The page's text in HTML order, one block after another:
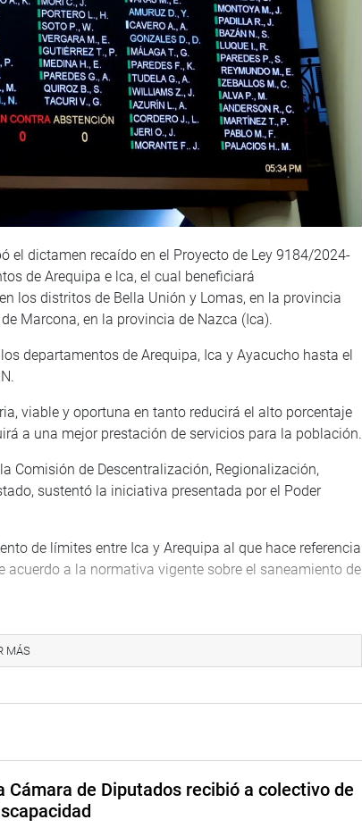
el dictamen recaído en el Proyecto de Ley 9184/2024-
de Arequipa e lca, el cual beneficiará
los distritos de Bella Unión y Lomas, en la provincia
Marcona, en la provincia de Nazca (Ica).
departamentos de Arequipa, Ica y Ayacucho hasta el
viable y oportuna en tanto reducirá el alto porcentaje
a una mejor prestación de servicios para la población.
Comisión de Descentralización, Regionalización,
sustentó la iniciativa presentada por el Poder
de límites entre Ica y Arequipa al que hace referencia
a la normativa vigente sobre el saneamiento de
MÁS
Cámara de Diputados recibió a colectivo de